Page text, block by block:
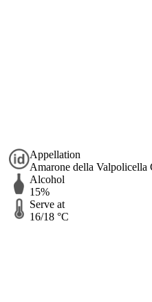
Appellation
Amarone della Valpolicella
Alcohol
15%
Serve at
16/18 °C